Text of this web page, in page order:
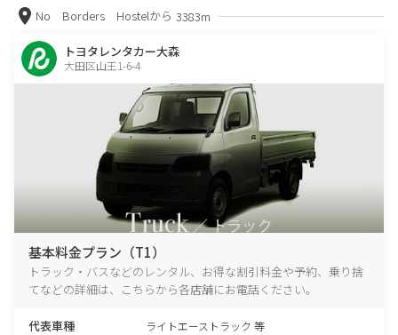
No Borders Hostelから 3383m
トヨタレンタカー大森
大田区山王1-6-4
基本料金プラン（T1）
トラック・バスなどのレンタル、お得な割引料金や予約、乗り捨
てなどの詳細は、こちらから各店舗にお電話ください。
代表車種 ライトエーストラック 等